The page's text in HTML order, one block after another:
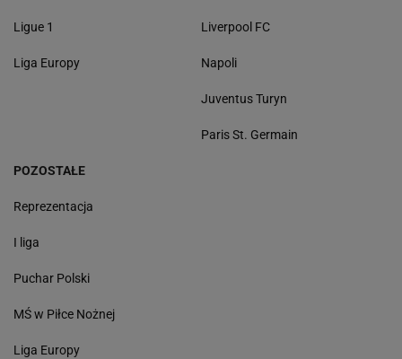
Ligue 1
Liga Europy
Liverpool FC
Napoli
Juventus Turyn
Paris St. Germain
POZOSTAŁE
Reprezentacja
I liga
Puchar Polski
MŚ w Piłce Nożnej
Liga Europy